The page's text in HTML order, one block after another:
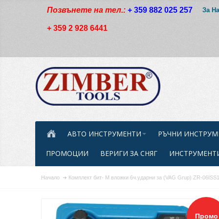
Позвънете на тел.: + 359 882 025 257
+ 359 2 928 6441
За
АВТО ИНСТРУМЕНТИ РЪЧНИ
ПРОМОЦИИ ВЕРИГИ ЗА СНЯГ
Начало Комплект бит- M вложки 6ч.ударни за (VAG Grup) ZR-
Промо